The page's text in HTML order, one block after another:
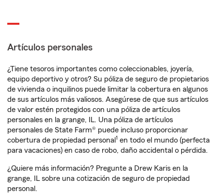
Artículos personales
¿Tiene tesoros importantes como coleccionables, joyería,
equipo deportivo y otros? Su póliza de seguro de propietarios
de vivienda o inquilinos puede limitar la cobertura en algunos
de sus artículos más valiosos. Asegúrese de que sus artículos
de valor estén protegidos con una póliza de artículos
personales en la grange, IL. Una póliza de artículos
personales de State Farm® puede incluso proporcionar
cobertura de propiedad personal 1 en todo el mundo (perfecta
para vacaciones) en caso de robo, daño accidental o pérdida.
¿Quiere más información? Pregunte a Drew Karis en la
grange, IL sobre una cotización de seguro de propiedad
personal.